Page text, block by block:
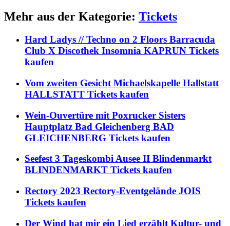
Mehr aus der Kategorie: Tickets
Hard Ladys // Techno on 2 Floors Barracuda
Club X Discothek Insomnia KAPRUN Tickets
kaufen
Vom zweiten Gesicht Michaelskapelle Hallstatt
HALLSTATT Tickets kaufen
Wein-Ouvertüre mit Poxrucker Sisters
Hauptplatz Bad Gleichenberg BAD
GLEICHENBERG Tickets kaufen
Seefest 3 Tageskombi Ausee II Blindenmarkt
BLINDENMARKT Tickets kaufen
Rectory 2023 Rectory-Eventgelände JOIS
Tickets kaufen
Der Wind hat mir ein Lied erzählt Kultur- und